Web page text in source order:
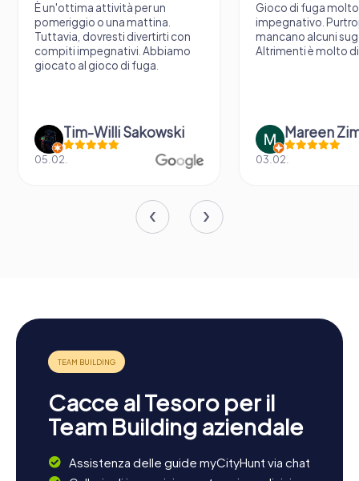
È un'ottima attività per un
pomeriggio o una mattina.
Tuttavia, dovresti divertirti con
compiti impegnativi. Abbiamo
giocato al gioco di fuga.
Tim-Willi Sakowski
05.02.
Gioco di fuga molto
impegnativo.
mancano alcuni
Altrimenti è molto
Mareen
03.02.
Cacce al Tesoro per il
Team Building aziendale
Assistenza delle guide myCityHunt via chat